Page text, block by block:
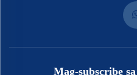
Mag-subscribe